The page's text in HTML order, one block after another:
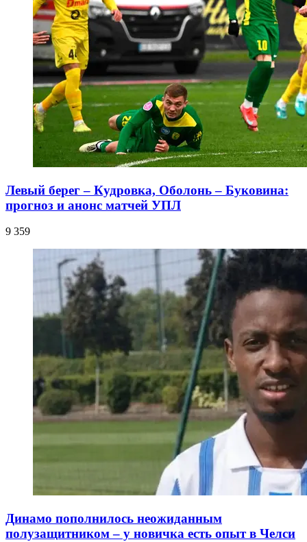
Левый берег – Кудровка, Оболонь – Буковина:
прогноз и анонс матчей УПЛ
9 359
Динамо пополнилось неожиданным
полузащитником – у новичка есть опыт в Челси